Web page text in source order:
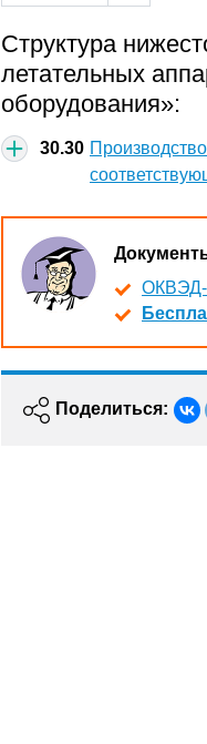
Структура
летательных
оборудования»:
30.30
ОКВЭД-
Поделиться: